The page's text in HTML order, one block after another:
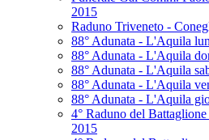
2015
Raduno Triveneto -
88° Adunata - L'Aquila
88° Adunata - L'Aquila
88° Adunata - L'Aquila
88° Adunata - L'Aquila
88° Adunata - L'Aquila
4° Raduno del
2015